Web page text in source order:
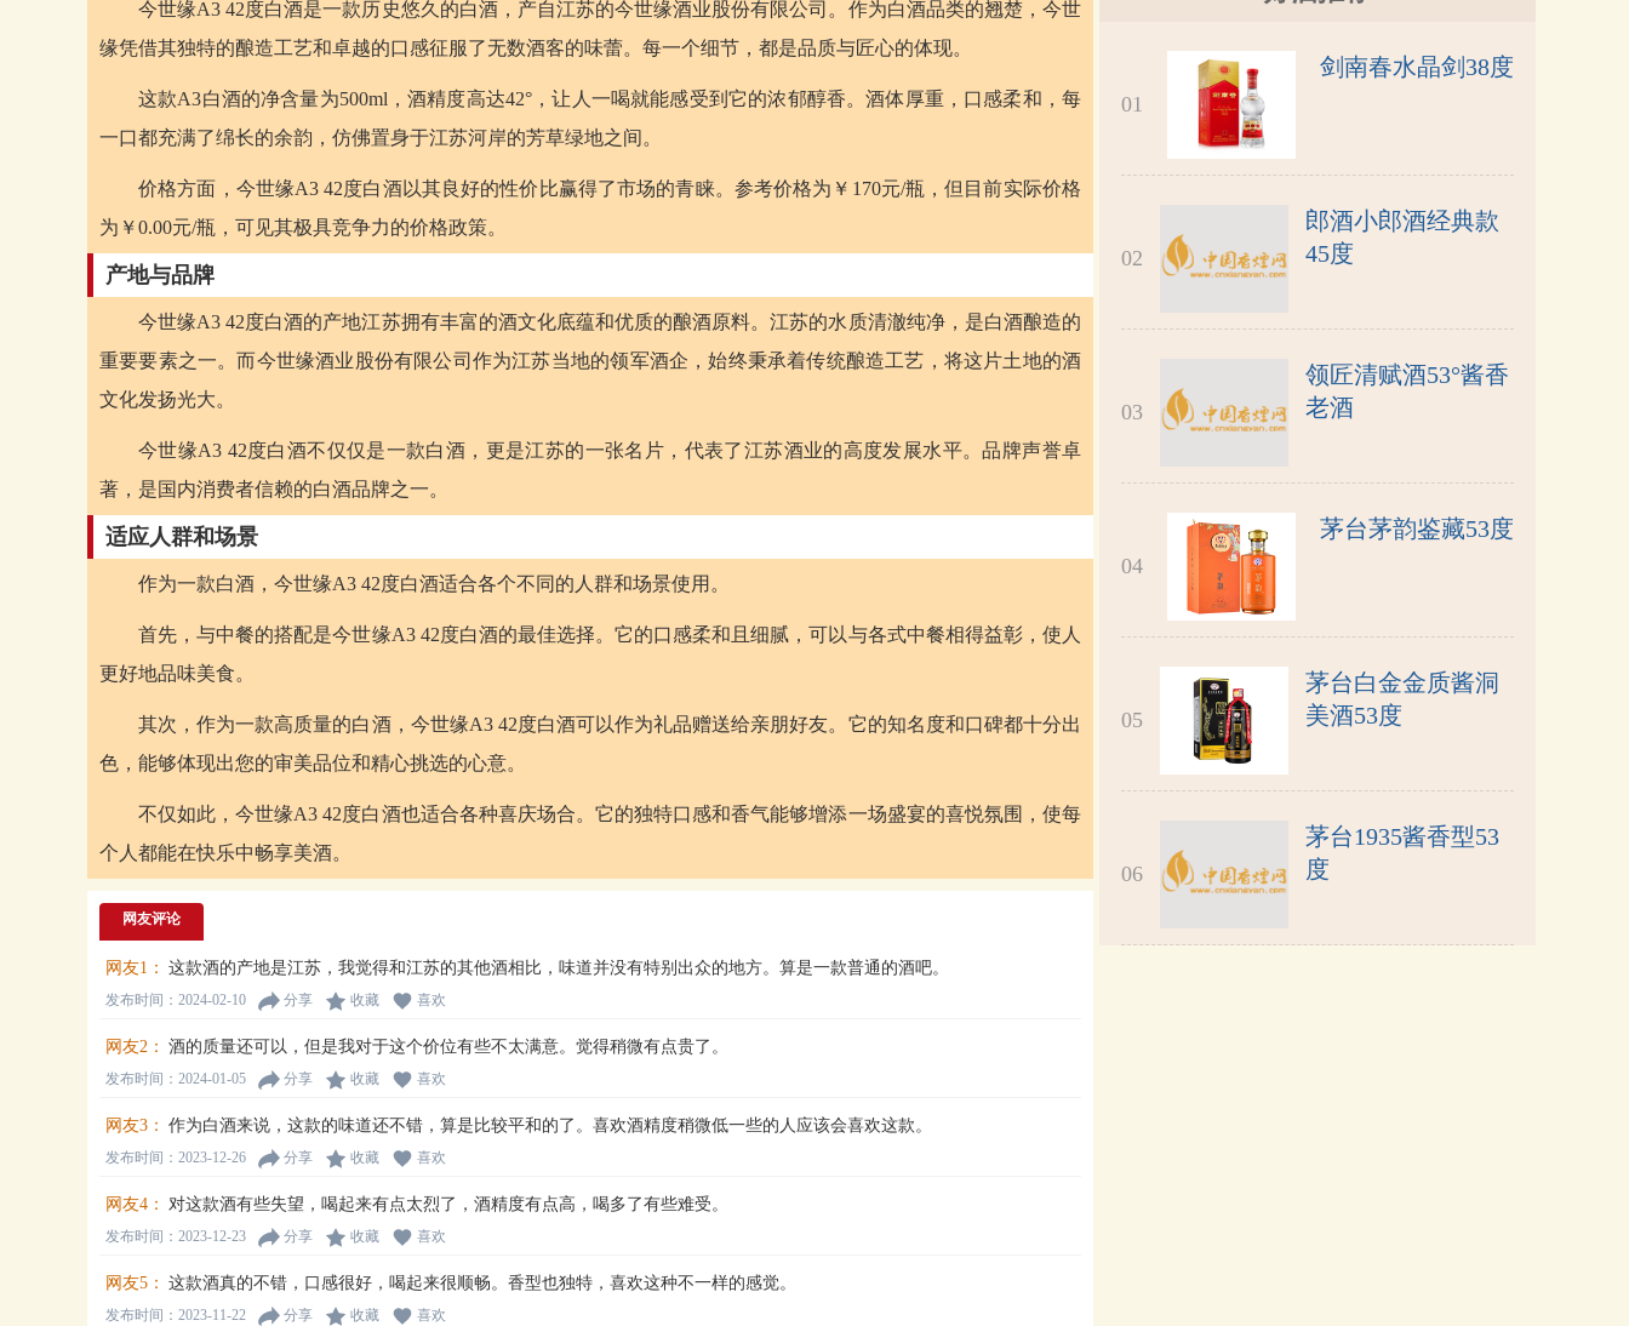
今世缘A3 42度白酒是一款历史悠久的白酒，产自江苏的今世缘酒业股份有限公司。作为白酒品类的翘楚，今世
缘凭借其独特的酿造工艺和卓越的口感征服了无数酒客的味蕾。每一个细节，都是品质与匠心的体现。
这款A3白酒的净含量为500ml，酒精度高达42°，让人一喝就能感受到它的浓郁醇香。酒体厚重，口感柔和，每
一口都充满了绵长的余韵，仿佛置身于江苏河岸的芳草绿地之间。
价格方面，今世缘A3 42度白酒以其良好的性价比赢得了市场的青睐。参考价格为￥170元/瓶，但目前实际价格
为￥0.00元/瓶，可见其极具竞争力的价格政策。
产地与品牌
今世缘A3 42度白酒的产地江苏拥有丰富的酒文化底蕴和优质的酿酒原料。江苏的水质清澈纯净，是白酒酿造的
重要要素之一。而今世缘酒业股份有限公司作为江苏当地的领军酒企，始终秉承着传统酿造工艺，将这片土地的酒
文化发扬光大。
今世缘A3 42度白酒不仅仅是一款白酒，更是江苏的一张名片，代表了江苏酒业的高度发展水平。品牌声誉卓
著，是国内消费者信赖的白酒品牌之一。
适应人群和场景
作为一款白酒，今世缘A3 42度白酒适合各个不同的人群和场景使用。
首先，与中餐的搭配是今世缘A3 42度白酒的最佳选择。它的口感柔和且细腻，可以与各式中餐相得益彰，使人
更好地品味美食。
其次，作为一款高质量的白酒，今世缘A3 42度白酒可以作为礼品赠送给亲朋好友。它的知名度和口碑都十分出
色，能够体现出您的审美品位和精心挑选的心意。
不仅如此，今世缘A3 42度白酒也适合各种喜庆场合。它的独特口感和香气能够增添一场盛宴的喜悦氛围，使每
个人都能在快乐中畅享美酒。
网友评论
网友1： 这款酒的产地是江苏，我觉得和江苏的其他酒相比，味道并没有特别出众的地方。算是一款普通的酒吧。
发布时间：2024-02-10 分享 收藏 喜欢
网友2： 酒的质量还可以，但是我对于这个价位有些不太满意。觉得稍微有点贵了。
发布时间：2024-01-05 分享 收藏 喜欢
网友3： 作为白酒来说，这款的味道还不错，算是比较平和的了。喜欢酒精度稍微低一些的人应该会喜欢这款。
发布时间：2023-12-26 分享 收藏 喜欢
网友4： 对这款酒有些失望，喝起来有点太烈了，酒精度有点高，喝多了有些难受。
发布时间：2023-12-23 分享 收藏 喜欢
网友5： 这款酒真的不错，口感很好，喝起来很顺畅。香型也独特，喜欢这种不一样的感觉。
发布时间：2023-11-22 分享 收藏 喜欢
01
剑南春水晶剑38度
02
郎酒小郎酒经典款
45度
03
领匠清赋酒53°酱香
老酒
04
茅台茅韵鉴藏53度
05
茅台白金金质酱洞
美酒53度
06
茅台1935酱香型53
度